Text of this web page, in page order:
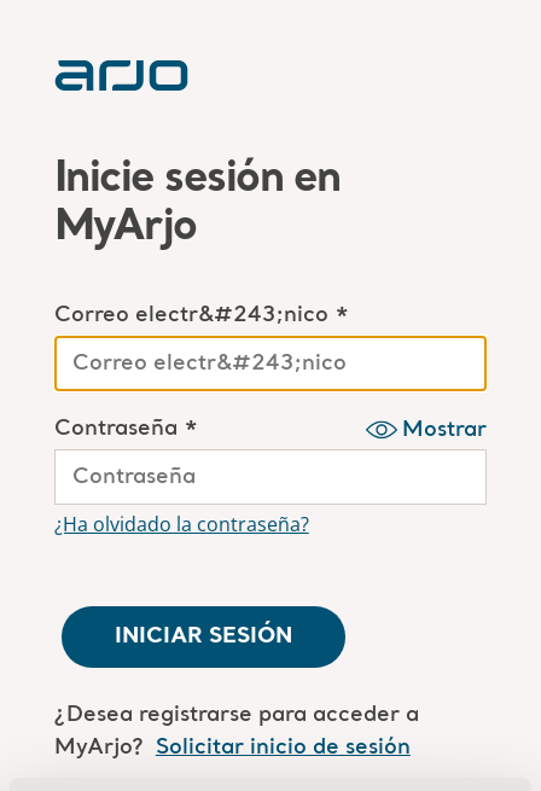
Inicie sesión en
MyArjo
Correo electr&#243;nico *
Contraseña * Mostrar
¿Ha olvidado la contraseña?
INICIAR SESIÓN
¿Desea registrarse para acceder a
MyArjo? Solicitar inicio de sesión